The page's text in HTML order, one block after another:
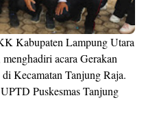
Kabupaten Lampung Utara
acara Gerakan
Kecamatan Tanjung Raja.
Puskesmas Tanjung